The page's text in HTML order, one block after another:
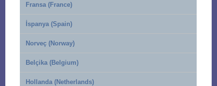
Fransa (France)
İspanya (Spain)
Norveç (Norway)
Belçika (Belgium)
Hollanda (Netherlands)